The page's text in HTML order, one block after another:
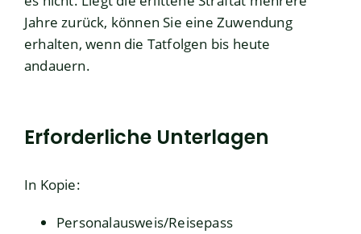
Jahre zurück, können Sie eine Zuwendung
erhalten, wenn die Tatfolgen bis heute
andauern.
Erforderliche Unterlagen
In Kopie:
Personalausweis/Reisepass